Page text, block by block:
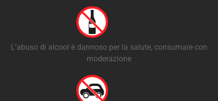
L'abuso di alcool è dannoso per la salute, consumare con
moderazione